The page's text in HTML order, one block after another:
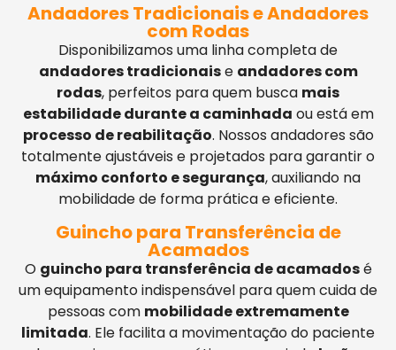
Andadores Tradicionais e Andadores
com Rodas
Disponibilizamos uma linha completa de
andadores tradicionaise andadores com
rodas, perfeitos para quem busca mais
estabilidade durante a caminhada ou está em
processo de reabilitação. Nossos andadores são
totalmente ajustáveis e projetados para garantir o
máximo conforto e segurança, auxiliando na
mobilidade de forma prática e eficiente.
Guincho para Transferência de
Acamados
O guincho para transferência de acamadosé
um equipamento indispensável para quem cuida de
pessoas com mobilidade extremamente
limitada. Ele facilita a movimentação do paciente